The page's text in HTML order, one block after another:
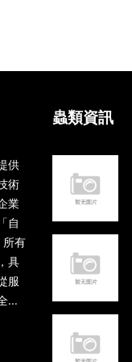
供
術
業
自
有
具
服
...
蟲類資訊